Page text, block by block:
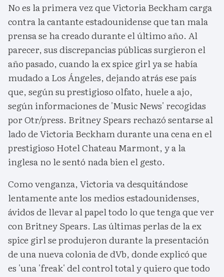
No es la primera vez que Victoria Beckham carga
contra la cantante estadounidense que tan mala
prensa se ha creado durante el último año. Al
parecer, sus discrepancias públicas surgieron el
año pasado, cuando la ex spice girl ya se había
mudado a Los Ángeles, dejando atrás ese país
que, según su prestigioso olfato, huele a ajo,
según informaciones de 'Music News' recogidas
por Otr/press. Britney Spears rechazó sentarse al
lado de Victoria Beckham durante una cena en el
prestigioso Hotel Chateau Marmont, y a la
inglesa no le sentó nada bien el gesto.
Como venganza, Victoria va desquitándose
lentamente ante los medios estadounidenses,
ávidos de llevar al papel todo lo que tenga que ver
con Britney Spears. Las últimas perlas de la ex
spice girl se produjeron durante la presentación
de una nueva colonia de dVb, donde explicó que
es 'una 'freak' del control total y quiero que todo